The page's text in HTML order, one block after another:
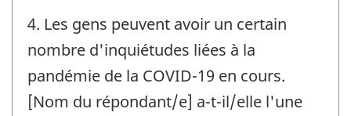
4. Les gens peuvent avoir un certain
nombre d'inquiétudes liées à la
pandémie de la COVID-19 en cours.
[Nom du répondant/e] a-t-il/elle l'une